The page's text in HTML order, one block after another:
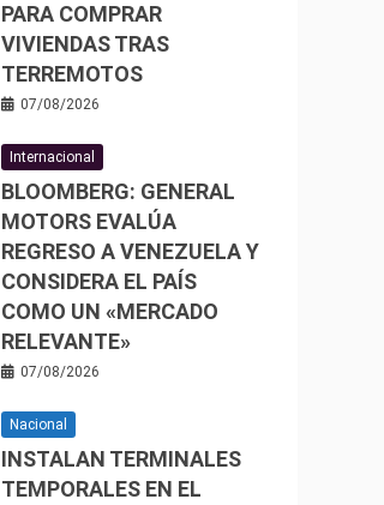
PARA COMPRAR
VIVIENDAS TRAS
TERREMOTOS
07/08/2026
Internacional
BLOOMBERG: GENERAL
MOTORS EVALÚA
REGRESO A VENEZUELA Y
CONSIDERA EL PAÍS
COMO UN «MERCADO
RELEVANTE»
07/08/2026
Nacional
INSTALAN TERMINALES
TEMPORALES EN EL